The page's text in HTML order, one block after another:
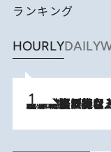
ランキング
HOURLYDAILY
2026.8.5
【なぜ吉沢亮は「気配を消せる」のか？】興行収入208億の『国宝』を経て挑むミュージカル『ディア・エヴァン・ハンセン』。トップ俳優が舞台上でさらけ出した“孤独”とは